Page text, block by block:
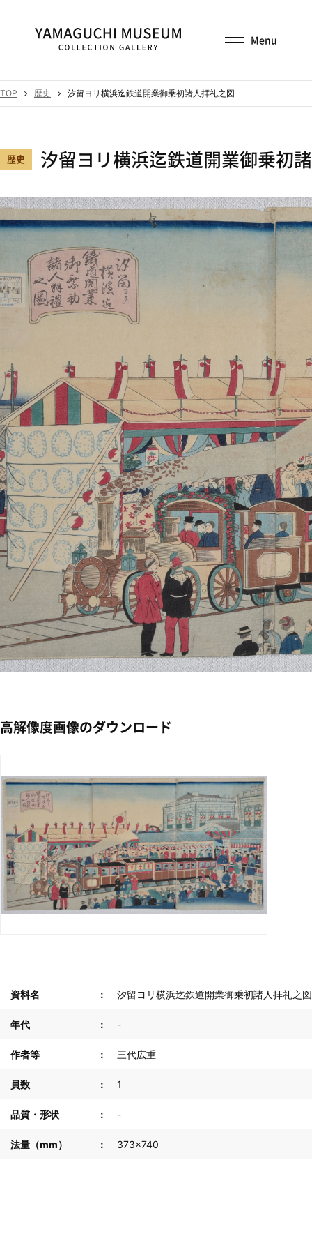
TOP 歴史 汐留ヨリ横浜迄鉄道開業御乗初諸人拝礼之図
歴史 汐留ヨリ横浜迄鉄道開業御乗初
高解像度画像のダウンロード
資料名 汐留ヨリ横浜迄鉄道開業御乗初諸人拝礼之図
年代 -
作者等 三代広重
員数 1
品質・形状 -
法量（mm） 373×740